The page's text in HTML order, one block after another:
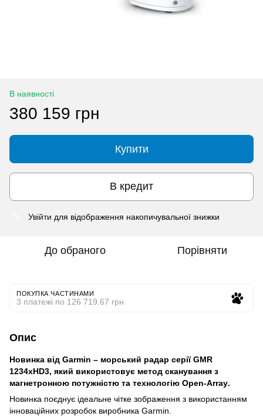
В наявності
380 159 грн
Купити
В кредит
Увійти для відображення накопичувальної знижки
До обраного Порівняти
ПОКУПКА ЧАСТИНАМИ
3 платежі по 126 719.67 грн
Опис
Новинка від Garmin – морський радар серіїGMR
1234хHD3, який використовує метод сканування з
магнетронною потужністю та технологію Open-Array.
Новинка поєднує ідеальне чітке зображення з використанням
інноваційних розробок виробника Garmin.